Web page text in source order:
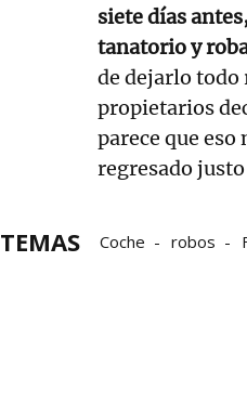
siete días
tanatorio y
de dejarlo
propietarios
parece que
regresado
TEMAS Coche robos